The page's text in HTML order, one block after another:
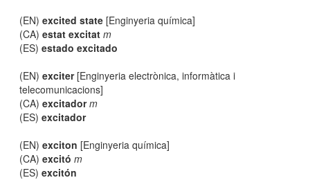
(EN)excited state [Enginyeria química]
(CA)estat excitat m
(ES)estado excitado
(EN)exciter[Enginyeria electrònica, informàtica i
telecomunicacions]
(CA)excitador m
(ES)excitador
(EN)exciton [Enginyeria química]
(CA)excitó m
(ES)excitón